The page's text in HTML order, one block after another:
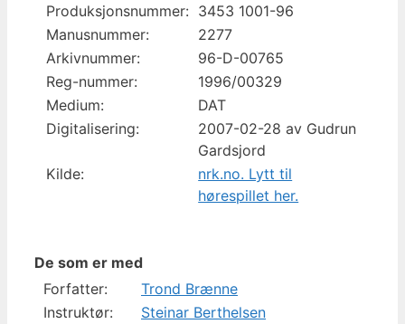
Produksjonsnummer: 3453 1001-96
Manusnummer:
2277
Arkivnummer:
96-D-00765
Reg-nummer:
1996/00329
Medium:
DAT
Digitalisering:
2007-02-28 av Gudrun
Gardsjord
Kilde:
nrk.no. Lytt til
hørespillet her.
De som er med
Forfatter:
Trond Brænne
Instruktør:
Steinar Berthelsen